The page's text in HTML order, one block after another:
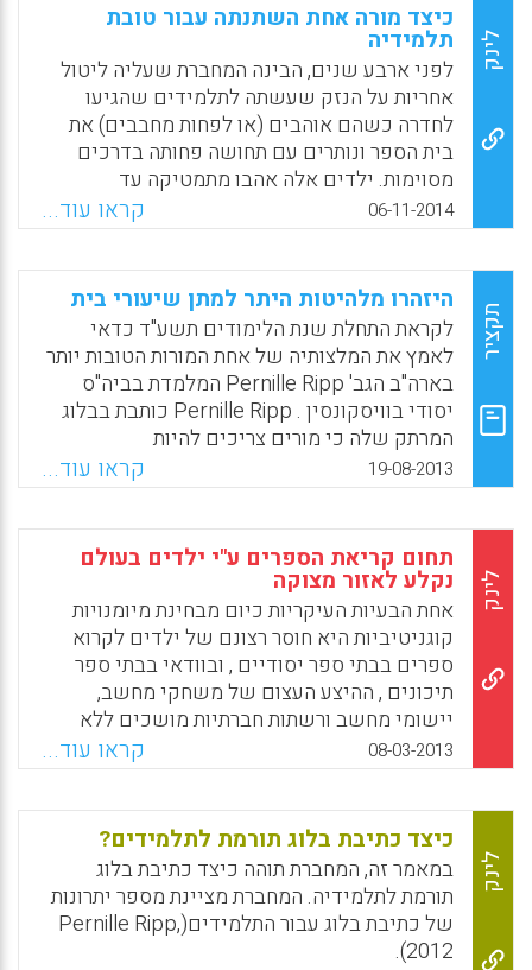
לינק
כיצד מורה אחת השתנתה עבור טובת
תלמידיה
לפני ארבע שנים, הבינה המחברת שעליה ליטול
אחריות על הנזק שעשתה לתלמידים שהגיעו
לחדרה כשהם אוהבים (או לפחות מחבבים) את
בית הספר ונותרים עם תחושה פחותה בדרכים
מסוימות. ילדים אלה אהבו מתמטיקה עד
שהרצאותיה המייגעות לגבי תהליכים השאירו
אותם מבולבלים ומרירים. ילדים אלה אהבו לקרוא
עד שהנחיותיה הקפדניות של דוחות הקריאה
ויומני הקריאה טרפו את סקרנותם לסיפורים
מעולים (Pernille Ripp).
WhatsApp
Facebook
Email
X
06-11-2014 קראו עוד...
תקציר
היזהרו מלהיטות היתר למתן שיעורי בית
לקראת התחלת שנת הלימודים תשע"ד כדאי
לאמץ את המלצותיה של אחת המורות הטובות יותר
בארה"ב הגב' Pernille Ripp המלמדת בביה"ס
יסודי בוויסקונסין . Pernille Ripp כותבת בבלוג
המרתק שלה כי מורים צריכים להיות
מינימליסטיים בגישה שלהם למתן שיעורי בית כי
הוכח כבר גם במחקר החינוכי כי עודף שיעורי בית
לא תורמים להבנה או להישגים של התלמידים (
למידע נוסף ראו התובנות של Alfie Kohn ) .
במאמרון שלה מציעה המורה 10 צעדים שיעזרו
לכם כמורים לגבש תפיסה פדגוגית ראויה יותר
למתן שיעורי בית לתלמידים ( Pernille Ripp ).
WhatsApp
Facebook
Email
X
19-08-2013 קראו עוד...
לינק
תחום קריאת הספרים ע"י ילדים בעולם
נקלע לאזור מצוקה
אחת הבעיות העיקריות כיום מבחינת מיומנויות
קוגניטיביות היא חוסר רצונם של ילדים לקרוא
ספרים בבתי ספר יסודיים , ובוודאי בבתי ספר
תיכונים , ההיצע העצום של משחקי מחשב,
יישומי מחשב ורשתות חברתיות מושכים ללא
הרף את ילדים וגורמים כך שתחום קריאת
הספרים ע"י ילדים בעולם נקלע לאזור מצוקה .
מורה בארה"ב, מהטובות שבחבורה, מציעה כמה
אסטרטגיות לעידוד קריאת ספרים ע"י ילדים, אולי
חלקם יעזור גם למורים בישראל (Pernille Ripp).
WhatsApp
Facebook
Email
X
08-03-2013 קראו עוד...
לינק
כיצד כתיבת בלוג תורמת לתלמידים?
במאמר זה, המחברת תוהה כיצד כתיבת בלוג
תורמת לתלמידיה. המחברת מציינת מספר יתרונות
של כתיבת בלוג עבור התלמידים(Pernille Ripp,
2012).